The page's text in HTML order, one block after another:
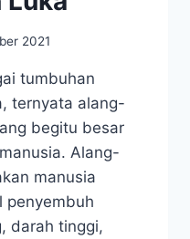
2021
tumbuhan
ternyata alang-
begitu besar
Alang-
manusia
penyembuh
darah tinggi,